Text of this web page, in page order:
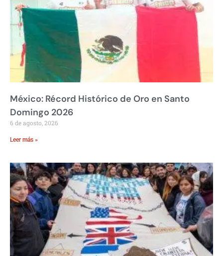
México: Récord Histórico de Oro en Santo
Domingo 2026
6 de agosto, 2026
Leer más »